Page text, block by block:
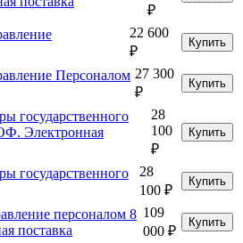
₽
22 600
₽
Купить
Персоналом 27 300
₽
Купить
государственного
Электронная
28
100
₽
Купить
государственного
28
100 ₽
Купить
персоналом 8
поставка
109
000 ₽
Купить